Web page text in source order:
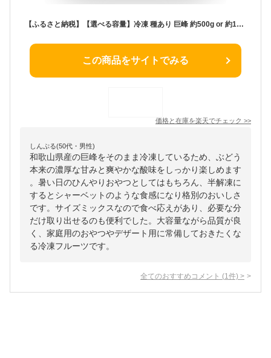
【ふるさと納税】【選べる容量】冷凍 種あり 巨峰 約500g or 約1kg 秀優混合 サイズミックス 和歌山県産 産地直送 ぶどう クール便 【みかんの会】 | 巨峰 葡萄 冷凍 種あり 果物 フルーツ プ 美味しい くだもの 食品 人気 おすすめ 送料無料
この商品をサイトでみる
価格と在庫を楽天でチェック >>
しんぷる(50代・男性)
和歌山県産の巨峰をそのまま冷凍しているため、ぶどう
本来の濃厚な甘みと爽やかな酸味をしっかり楽しめます
。暑い日のひんやりおやつとしてはもちろん、半解凍に
するとシャーベットのような食感になり格別のおいしさ
です。サイズミックスなので食べ応えがあり、必要な分
だけ取り出せるのも便利でした。大容量ながら品質が良
く、家庭用のおやつやデザート用に常備しておきたくな
る冷凍フルーツです。
全てのおすすめコメント (1 件) >